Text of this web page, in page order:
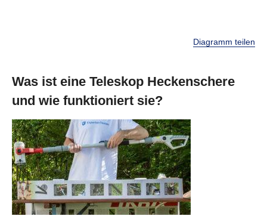
Diagramm teilen
Was ist eine Teleskop Heckenschere
und wie funktioniert sie?